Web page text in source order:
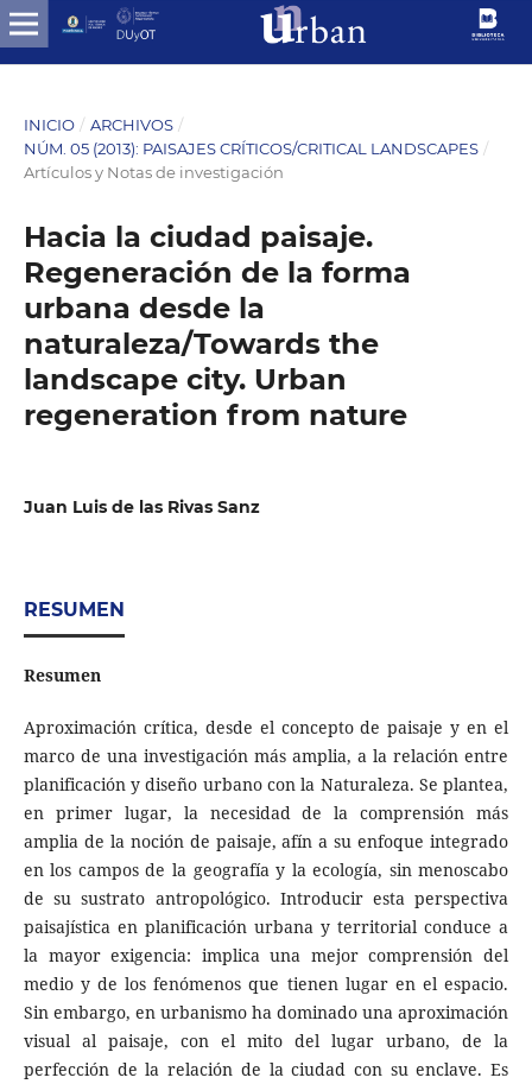
INICIO / ARCHIVOS /
NÚM. 05 (2013): PAISAJES CRÍTICOS/CRITICAL LANDSCAPES /
Artículos y Notas de investigación
Hacia la ciudad paisaje.
Regeneración de la forma
urbana desde la
naturaleza/Towards the
landscape city. Urban
regeneration from nature
Juan Luis de las Rivas Sanz
RESUMEN
Resumen
Aproximación crítica, desde el concepto de paisaje y en el
marco de una investigación más amplia, a la relación entre
planificación y diseño urbano con la Naturaleza. Se plantea,
en primer lugar, la necesidad de la comprensión más
amplia de la noción de paisaje, afín a su enfoque integrado
en los campos de la geografía y la ecología, sin menoscabo
de su sustrato antropológico. Introducir esta perspectiva
paisajística en planificación urbana y territorial conduce a
la mayor exigencia: implica una mejor comprensión del
medio y de los fenómenos que tienen lugar en el espacio.
Sin embargo, en urbanismo ha dominado una aproximación
visual al paisaje, con el mito del lugar urbano, de la
perfección de la relación de la ciudad con su enclave. Es